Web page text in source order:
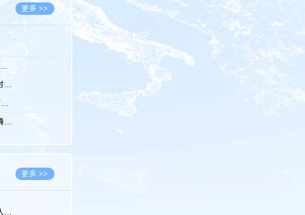
更多 >>
淘宝“B站推荐”店铺刷量案维持原判，两被告连带赔偿150万元
专利诉前行为保全案件中对仿制药申请人曾作出三类声明的考量及违...
直播带货诋毁同行 所谓“临场发挥”不免责
借助软件复现现有技术以确认相关参数特征是否被公开
更多 >>
最高人民法院发布第六批人民法院种业知识产权司法保护典型案例 含...